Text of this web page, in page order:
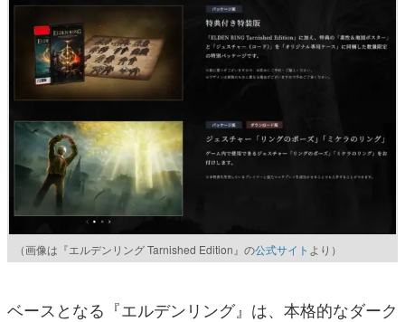
（画像は『エルデンリング Tarnished Edition』の公式サイト より）
ベースとなる『エルデンリング』は、本格的なダーク